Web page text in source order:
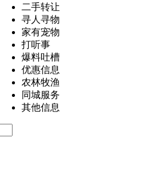
二手转让
寻人寻物
家有宠物
打听事
爆料吐槽
优惠信息
农林牧渔
同城服务
其他信息